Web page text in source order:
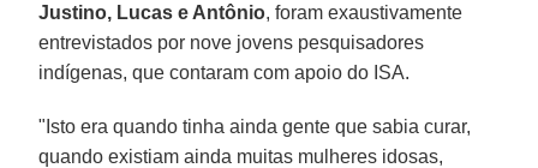
Justino, Lucas e Antônio, foram exaustivamente
entrevistados por nove jovens pesquisadores
indígenas, que contaram com apoio do ISA.
"Isto era quando tinha ainda gente que sabia curar,
quando existiam ainda muitas mulheres idosas,